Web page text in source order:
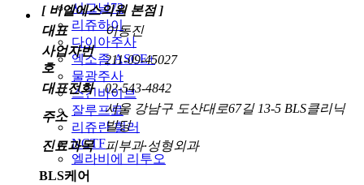
시그널72
리쥬하이
다이아주사
엑소좀 ASCE+
물광주사
스킨바이브
잘루프로
리쥬란 힐러
NCTF
엘라비에 리투오
BLS케어
[ 비엘에스의원 본점 ]
대표
이동진
사업자번
호
211-09-45027
대표전화 02-543-4842
주소
서울 강남구 도산대로67길 13-5 BLS클리닉
빌딩
진료과목
피부과·성형외과